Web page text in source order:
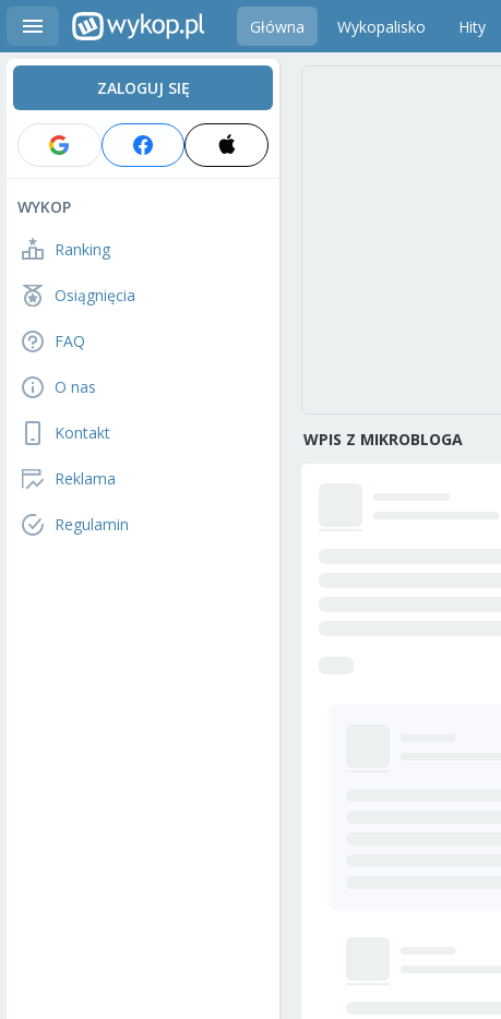
Główna Wykopalisko Hity
ZALOGUJ SIĘ
WYKOP
Ranking
Osiągnięcia
FAQ
O nas
Kontakt
Reklama
Regulamin
WPIS Z MIKROBLOGA